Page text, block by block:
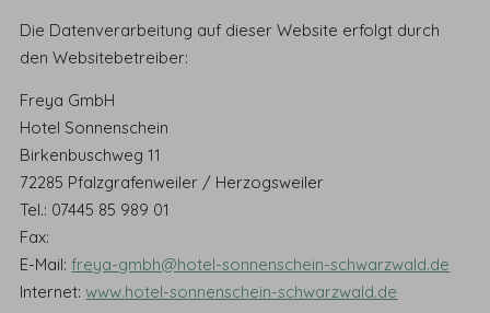
Die Datenverarbeitung auf dieser Website erfolgt durch
den Websitebetreiber:
Freya GmbH
Hotel Sonnenschein
Birkenbuschweg 11
72285 Pfalzgrafenweiler / Herzogsweiler
Tel.: 07445 85 989 01
Fax:
E-Mail:freya-gmbh@hotel-sonnenschein-schwarzwald.de
Internet:www.hotel-sonnenschein-schwarzwald.de